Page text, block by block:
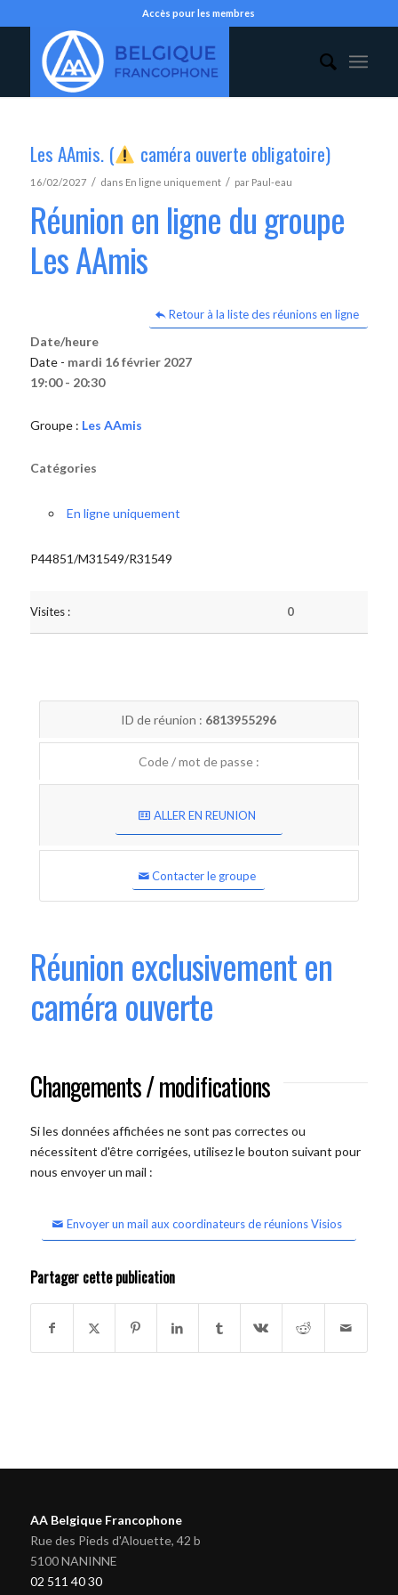
Accès pour les membres
Les AAmis. ( caméra ouverte obligatoire)
16/02/2027 / dans En ligne uniquement / par Paul-eau
Réunion en ligne du groupe
Les AAmis
Retour à la liste des réunions en ligne
Date/heure
Date - mardi 16 février 2027
19:00 - 20:30
Groupe : Les AAmis
Catégories
En ligne uniquement
P44851/M31549/R31549
Visites : 0
ID de réunion : 6813955296
Code / mot de passe :
ALLER EN REUNION
Contacter le groupe
Réunion exclusivement en
caméra ouverte
Changements / modifications
Si les données affichées ne sont pas correctes ou
nécessitent d'être corrigées, utilisez le bouton suivant pour
nous envoyer un mail :
Envoyer un mail aux coordinateurs de réunions Visios
Partager cette publication
AA Belgique Francophone
Rue des Pieds d'Alouette, 42 b
5100 NANINNE
02 511 40 30